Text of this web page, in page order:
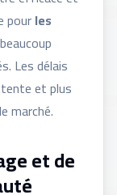
pourles
Les délais
et plus
marché.
et de